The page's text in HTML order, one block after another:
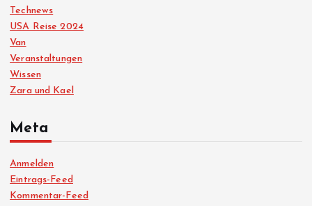
Technews
USA Reise 2024
Van
Veranstaltungen
Wissen
Zara und Kael
Meta
Anmelden
Eintrags-Feed
Kommentar-Feed